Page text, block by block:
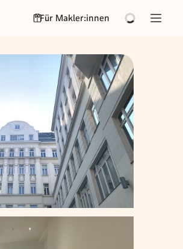
Für Makler:innen